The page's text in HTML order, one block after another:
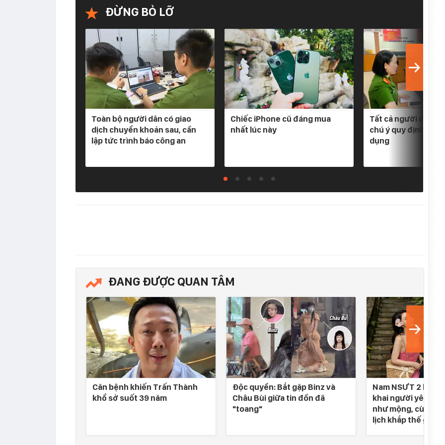
ĐỪNG BỎ LỠ
Toàn bộ người dân có giao
dịch chuyển khoản sau, cần
lập tức trình báo công an
Chiếc iPhone cũ đáng mua
nhất lúc này
Tất cả người dân có
chú ý quy định mới
dụng
ĐANG ĐƯỢC QUAN TÂM
Căn bệnh khiến Trấn Thành
khổ sở suốt 39 năm
Độc quyền: Bắt gặp Binz và
Châu Bùi giữa tin đồn đã
"toang"
Nam NSƯT 2 lần
khai người yêu SN
như mộng, cùng
lịch khắp thế gian